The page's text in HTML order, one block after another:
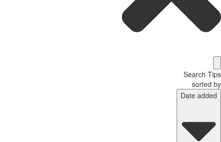
Search
sorted
Date